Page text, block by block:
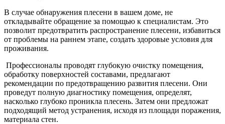
В случае обнаружения плесени в вашем доме, не
откладывайте обращение за помощью к специалистам. Это
позволит предотвратить распространение плесени, избавиться
от проблемы на раннем этапе, создать здоровые условия для
проживания.
Профессионалы проводят глубокую очистку помещения,
обработку поверхностей составами, предлагают
рекомендации по предотвращению развития плесени. Они
проведут полную диагностику помещения, определят,
насколько глубоко проникла плесень. Затем они предложат
подходящий метод устранения, исходя из площади поражения,
материала стен.